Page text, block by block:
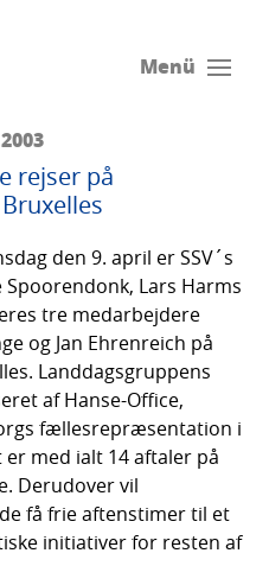
Menü
rejser på
den 9. april er SSV´s
Lars Harms
tre medarbejdere
og Jan Ehrenreich på
Landdagsgruppens
af Hanse-Office,
fællesrepræsentation i
med ialt 14 aftaler på
Derudover vil
få frie aftenstimer til et
initiativer for resten af